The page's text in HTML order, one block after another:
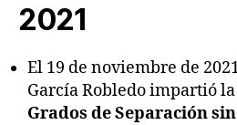
2021
El 19 de noviembre de
García Robledo impartió
Grados de Separación